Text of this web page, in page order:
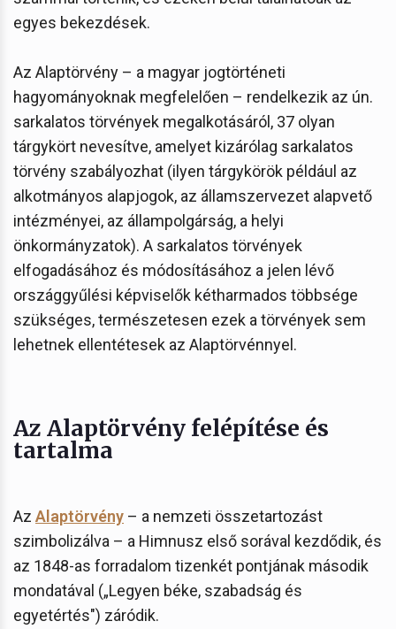
egyes bekezdések.
Az Alaptörvény – a magyar jogtörténeti
hagyományoknak megfelelően – rendelkezik az ún.
sarkalatos törvények megalkotásáról, 37 olyan
tárgykört nevesítve, amelyet kizárólag sarkalatos
törvény szabályozhat (ilyen tárgykörök például az
alkotmányos alapjogok, az államszervezet alapvető
intézményei, az állampolgárság, a helyi
önkormányzatok). A sarkalatos törvények
elfogadásához és módosításához a jelen lévő
országgyűlési képviselők kétharmados többsége
szükséges, természetesen ezek a törvények sem
lehetnek ellentétesek az Alaptörvénnyel.
Az Alaptörvény felépítése és
tartalma
Az Alaptörvény – a nemzeti összetartozást
szimbolizálva – a Himnusz első sorával kezdődik, és
az 1848-as forradalom tizenkét pontjának második
mondatával („Legyen béke, szabadság és
egyetértés") záródik.